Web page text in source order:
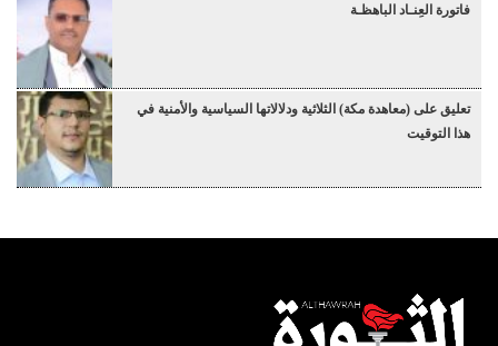
فاتورة العِنـاد الباهظـة
تعليق على (معاهدة مكة) الثلاثية ودلالاتها السياسية والأمنية في
هذا التوقيت